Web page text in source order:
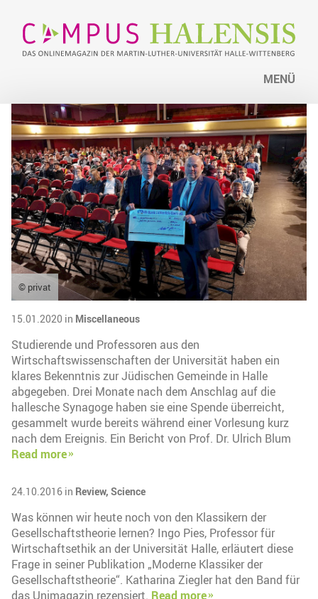
MENÜ
© privat
15.01.2020 in Miscellaneous
Studierende und Professoren aus den
Wirtschaftswissenschaften der Universität haben ein
klares Bekenntnis zur Jüdischen Gemeinde in Halle
abgegeben. Drei Monate nach dem Anschlag auf die
hallesche Synagoge haben sie eine Spende überreicht,
gesammelt wurde bereits während einer Vorlesung kurz
nach dem Ereignis. Ein Bericht von Prof. Dr. Ulrich Blum
Read more
24.10.2016 in Review, Science
Was können wir heute noch von den Klassikern der
Gesellschaftstheorie lernen? Ingo Pies, Professor für
Wirtschaftsethik an der Universität Halle, erläutert diese
Frage in seiner Publikation „Moderne Klassiker der
Gesellschaftstheorie“. Katharina Ziegler hat den Band für
das Unimagazin rezensiert. Read more